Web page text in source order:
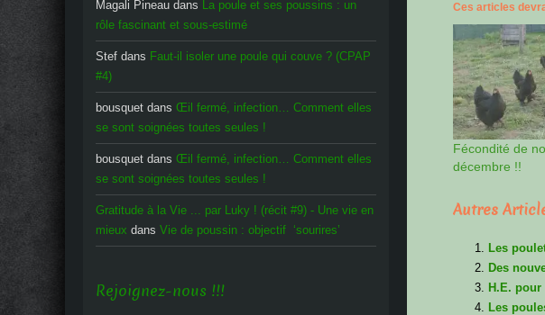
Ces articles
Fécondité de
décembre !!
Autres
Les
Des
H.E.
Les
Magali Pineau dans La poule et ses poussins : un
rôle fascinant et sous-estimé
Stef dans Faut-il isoler une poule qui couve ? (CPAP
#4)
bousquet dans Œil fermé, infection… Comment elles
se sont soignées toutes seules !
bousquet dans Œil fermé, infection… Comment elles
se sont soignées toutes seules !
Gratitude à la Vie ... par Luky ! (récit #9) - Une vie en
mieux dans Vie de poussin : objectif ‘sourires’
Rejoignez-nous !!!